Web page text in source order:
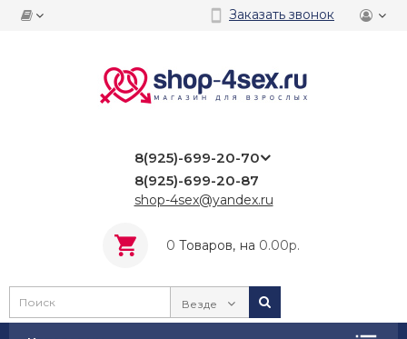
Заказать звонок
8(925)-699-20-70
8(925)-699-20-87
shop-4sex@yandex.ru
0 Tоваров, на 0.00р.
Везде